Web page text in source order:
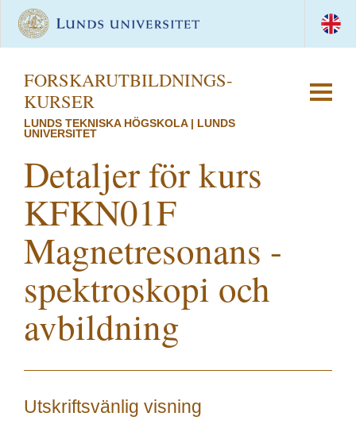
FORSKAR­UTBILDNINGS­
KURSER
LUNDS TEKNISKA HÖGSKOLA | LUNDS
UNIVERSITET
Detaljer för kurs
KFKN01F
Magnetresonans -
spektroskopi och
avbildning
Utskriftsvänlig visning